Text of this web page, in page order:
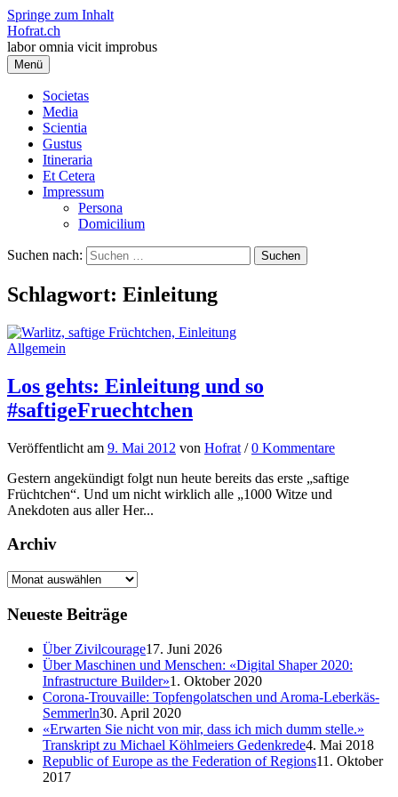
Springe zum Inhalt
Hofrat.ch
labor omnia vicit improbus
Menü
Societas
Media
Scientia
Gustus
Itineraria
Et Cetera
Impressum
Persona
Domicilium
Suchen nach:
Schlagwort: Einleitung
Allgemein
Los gehts: Einleitung und so
#saftigeFruechtchen
Veröffentlicht am 9. Mai 2012 von Hofrat /0 Kommentare
Gestern angekündigt folgt nun heute bereits das erste „saftige
Früchtchen“. Und um nicht wirklich alle „1000 Witze und
Anekdoten aus aller Her...
Archiv
Neueste Beiträge
Über Zivilcourage17. Juni 2026
Über Maschinen und Menschen: «Digital Shaper 2020:
Infrastructure Builder»1. Oktober 2020
Corona-Trouvaille: Topfengolatschen und Aroma-Leberkäs-
Semmerln30. April 2020
«Erwarten Sie nicht von mir, dass ich mich dumm stelle.»
Transkript zu Michael Köhlmeiers Gedenkrede4. Mai 2018
Republic of Europe as the Federation of Regions11. Oktober
2017